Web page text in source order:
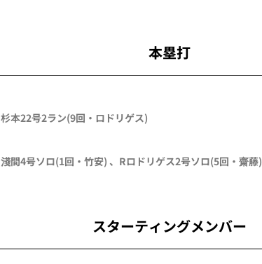
本塁打
杉本22号2ラン(9回・ ロドリゲス)
淺間4号ソロ(1回・ 竹安) 、 Rロドリゲス2号ソロ(5回・ 齋藤)
スターティングメンバー